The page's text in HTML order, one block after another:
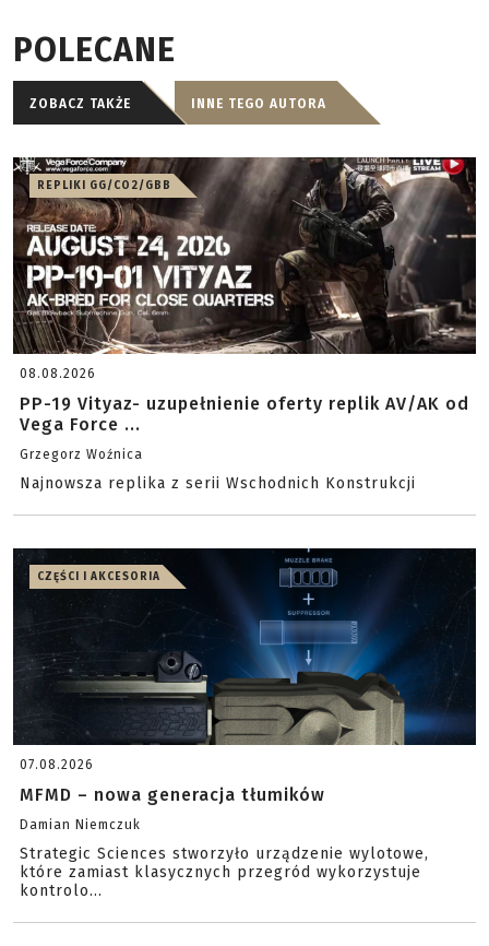
POLECANE
ZOBACZ TAKŻE INNE TEGO AUTORA
REPLIKI GG/CO2/GBB
08.08.2026
PP-19 Vityaz- uzupełnienie oferty replik AV/AK od
Vega Force ...
Grzegorz Woźnica
Najnowsza replika z serii Wschodnich Konstrukcji
CZĘŚCI I AKCESORIA
07.08.2026
MFMD – nowa generacja tłumików
Damian Niemczuk
Strategic Sciences stworzyło urządzenie wylotowe,
które zamiast klasycznych przegród wykorzystuje
kontrolo...